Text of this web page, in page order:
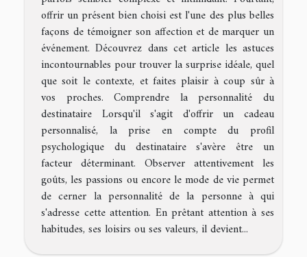
offrir un présent bien choisi est l'une des plus belles
façons de témoigner son affection et de marquer un
événement. Découvrez dans cet article les astuces
incontournables pour trouver la surprise idéale, quel
que soit le contexte, et faites plaisir à coup sûr à
vos proches. Comprendre la personnalité du
destinataire Lorsqu'il s'agit d'offrir un cadeau
personnalisé, la prise en compte du profil
psychologique du destinataire s'avère être un
facteur déterminant. Observer attentivement les
goûts, les passions ou encore le mode de vie permet
de cerner la personnalité de la personne à qui
s'adresse cette attention. En prêtant attention à ses
habitudes, ses loisirs ou ses valeurs, il devient...